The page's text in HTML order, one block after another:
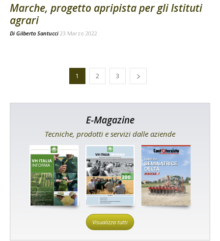
Marche, progetto apripista per gli Istituti
agrari
Di Gilberto Santucci 23 Marzo 2022
1 2 3
E-Magazine
Tecniche, prodotti e servizi dalle aziende
Visualizza tutti